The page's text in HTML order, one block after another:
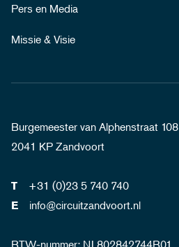
Pers en Media
Missie & Visie
Burgemeester van Alphenstraat 108
2041 KP Zandvoort
T +31 (0)23 5 740 740
E info@circuitzandvoort.nl
BTW-nummer: NL802842744B01